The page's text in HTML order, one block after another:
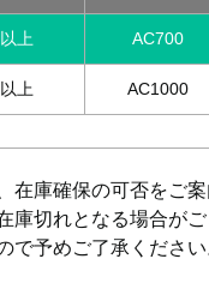
上 AC700
上 AC1000
在庫確保の可否をご
庫切れとなる場合が
で予めご了承くださ